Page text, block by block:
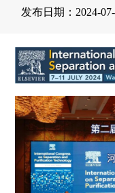
发布日期：2024-